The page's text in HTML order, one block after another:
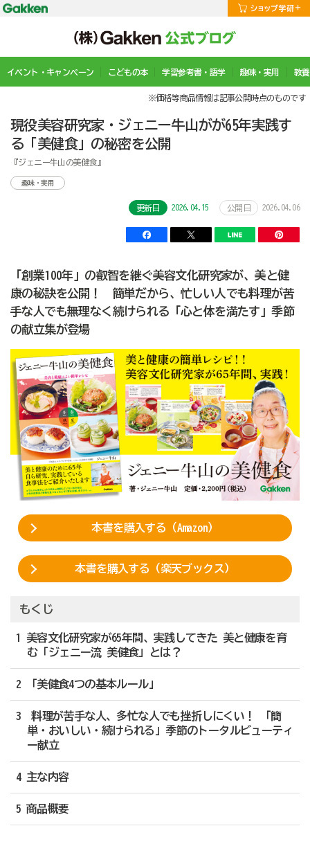
イベント・キャンペーン こどもの本 学習参考書・語学 趣味・実用 教
※価格等商品情報は記事公開時点のものです
現役美容研究家・ジェニー牛山がが65年実践す
る「美健食」の秘密を公開
『ジェニー牛山の美健食』
趣味・実用
更新日 2026.04.15 公開日 2026.04.06
「創業100年」の叡智を継ぐ美容文化研究家が、美と健
康の秘訣を公開！ 簡単だから、忙しい人でも料理が苦
手な人でも無理なく続けられる「心と体を満たす」季節
の献立集が登場
本書を購入する（Amazon）
本書を購入する（楽天ブックス）
もくじ
1 美容文化研究家が65年間、実践してきた 美と健康を育
む「ジェニー流 美健食」とは？
2 「美健食4つの基本ルール」
3 料理が苦手な人、多忙な人でも挫折しにくい！ 「簡
単・おいしい・続けられる」季節のトータルビューティ
ー献立
4 主な内容
5 商品概要